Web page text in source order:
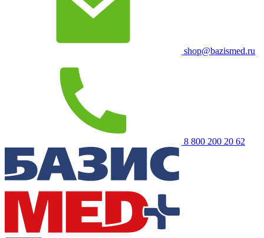
shop@bazismed.ru
8 800 200 20 62